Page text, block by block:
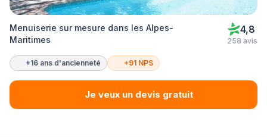
Menuiserie sur mesure dans les Alpes-
Maritimes
4,8
258 avis
+16 ans d'ancienneté +91 NPS
Je veux un devis gratuit